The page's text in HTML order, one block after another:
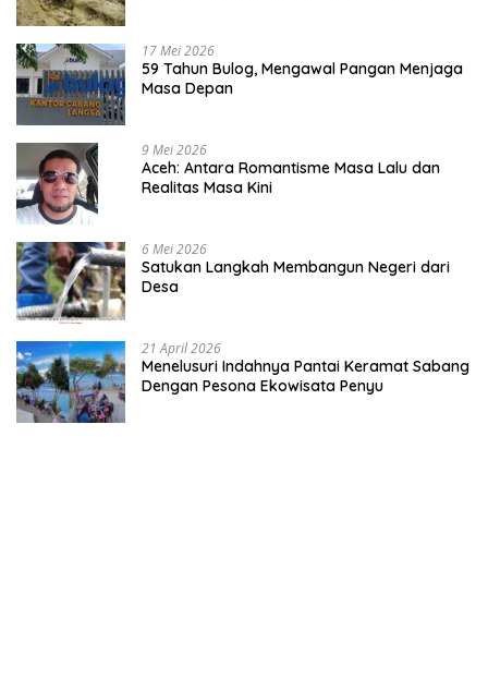
17 Mei 2026
59 Tahun Bulog, Mengawal Pangan Menjaga
Masa Depan
9 Mei 2026
Aceh: Antara Romantisme Masa Lalu dan
Realitas Masa Kini
6 Mei 2026
Satukan Langkah Membangun Negeri dari
Desa
21 April 2026
Menelusuri Indahnya Pantai Keramat Sabang
Dengan Pesona Ekowisata Penyu